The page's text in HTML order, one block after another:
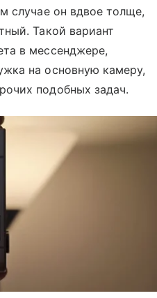
случае он вдвое толще,
Такой вариант
в мессенджере,
на основную камеру,
подобных задач.